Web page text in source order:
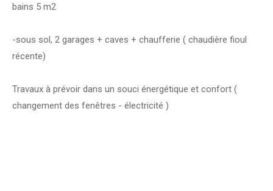
bains 5 m2
-sous sol, 2 garages + caves + chaufferie ( chaudière fioul
récente)
Travaux à prévoir dans un souci énergétique et confort (
changement des fenêtres - électricité )